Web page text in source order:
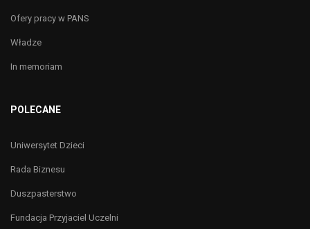
Ofery pracy w PANS
Władze
In memoriam
POLECANE
Uniwersytet Dzieci
Rada Biznesu
Duszpasterstwo
Fundacja Przyjaciel Uczelni